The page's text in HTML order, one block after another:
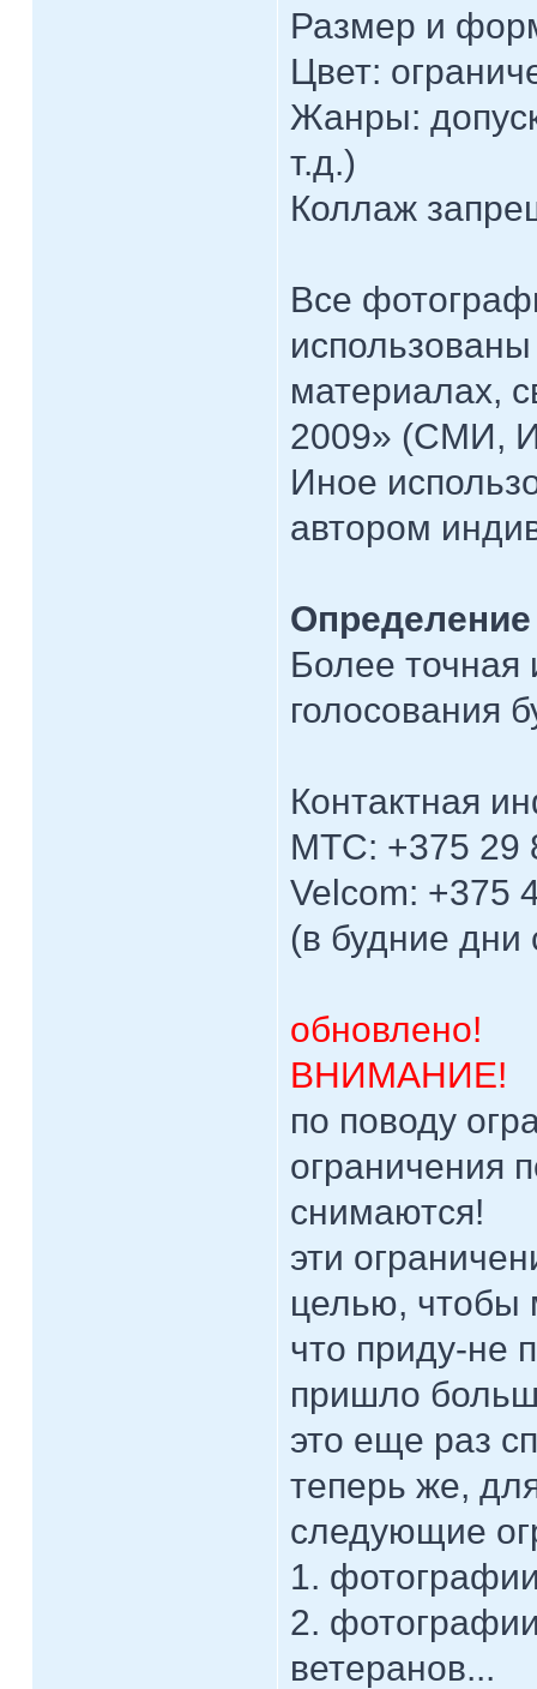
Размер и
Цвет:
Жанры:
т.д.)
Коллаж
Все
материалах,
2009» (СМИ,
Иное
автором
Более
голосования
Контактная
МТС: +375 29
Velcom: +375
(в будние дни
обновлено!
ВНИМАНИЕ!
по поводу
ограничения
снимаются!
эти
целью, чтобы
что приду-не
пришло
это еще раз
теперь же,
следующие
1.
2.
ветеранов...